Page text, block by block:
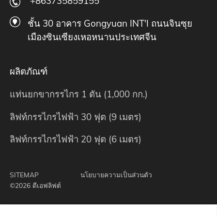
ชั้น 30 อาคาร Gongyuan INT'I ถนนจินซุย
เมืองซินเซียงเหอหนานประเทศจีน
ผลิตภัณฑ์
แท่นยกขากรรไกร 1 ตัน (1,000 กก.)
ลิฟท์กรรไกรไฟฟ้า 30 ฟุต (9 เมตร)
ลิฟท์กรรไกรไฟฟ้า 20 ฟุต (6 เมตร)
SITEMAP
นโยบายความเป็นส่วนตัว
©2026 ดีเอฟลิฟต์